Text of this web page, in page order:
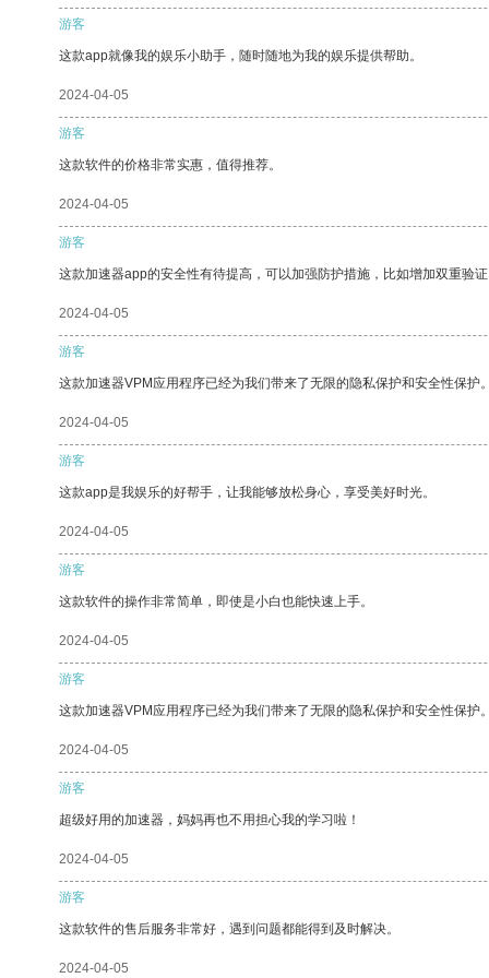
游客
这款app就像我的娱乐小助手，随时随地为我的娱乐提供帮助。
2024-04-05
游客
这款软件的价格非常实惠，值得推荐。
2024-04-05
游客
这款加速器app的安全性有待提高，可以加强防护措施，比如增加双重验
2024-04-05
游客
这款加速器VPM应用程序已经为我们带来了无限的隐私保护和安全性保护
2024-04-05
游客
这款app是我娱乐的好帮手，让我能够放松身心，享受美好时光。
2024-04-05
游客
这款软件的操作非常简单，即使是小白也能快速上手。
2024-04-05
游客
这款加速器VPM应用程序已经为我们带来了无限的隐私保护和安全性保护
2024-04-05
游客
超级好用的加速器，妈妈再也不用担心我的学习啦！
2024-04-05
游客
这款软件的售后服务非常好，遇到问题都能得到及时解决。
2024-04-05